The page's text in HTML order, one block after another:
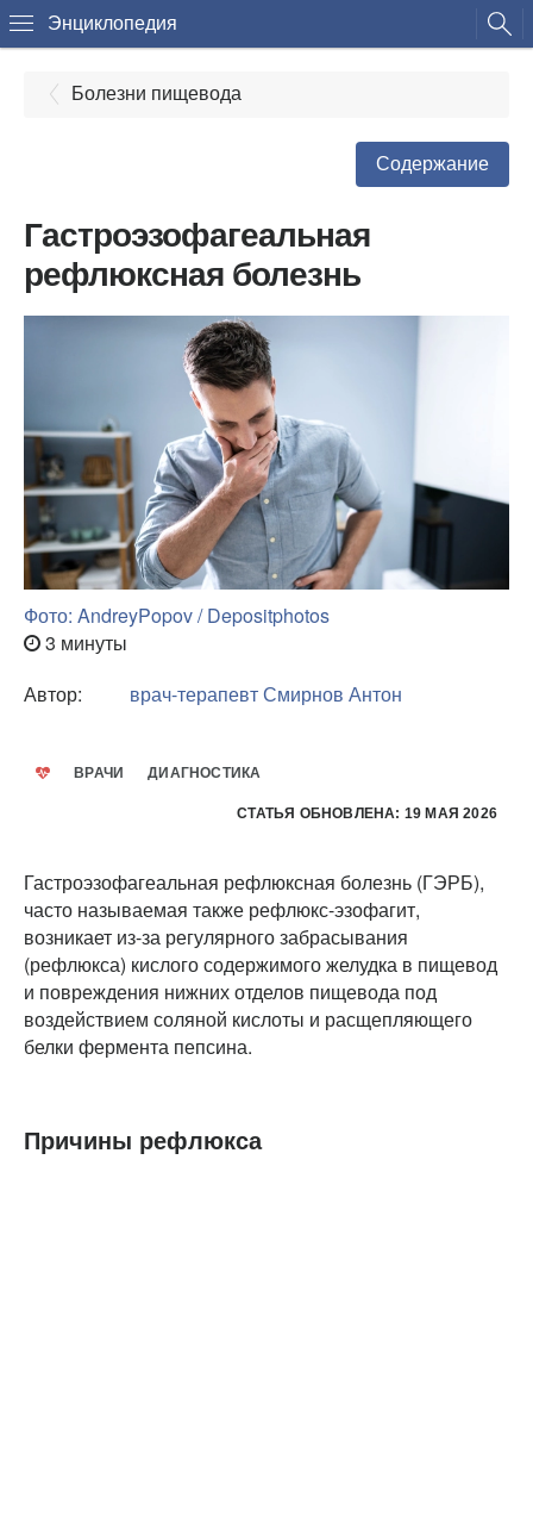
Энциклопедия
Болезни пищевода
Содержание
Гастроэзофагеальная
рефлюксная болезнь
Фото: AndreyPopov / Depositphotos
3 минуты
Автор:
врач-терапевтСмирнов Антон
ВРАЧИ ДИАГНОСТИКА
СТАТЬЯ ОБНОВЛЕНА: 19 МАЯ 2026
Гастроэзофагеальная рефлюксная болезнь (ГЭРБ),
часто называемая также рефлюкс-эзофагит,
возникает из-за регулярного забрасывания
(рефлюкса) кислого содержимого желудка в пищевод
и повреждения нижних отделов пищевода под
воздействием соляной кислоты и расщепляющего
белки фермента пепсина.
Причины рефлюкса